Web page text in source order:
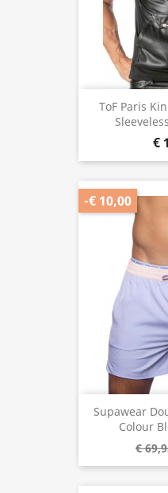
ToF Paris
€
Supawear
Colour
€
-€ 10,00